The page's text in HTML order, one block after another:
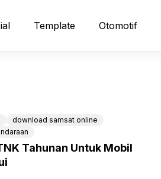
Template Otomotif
download samsat online
Tahunan Untuk Mobil